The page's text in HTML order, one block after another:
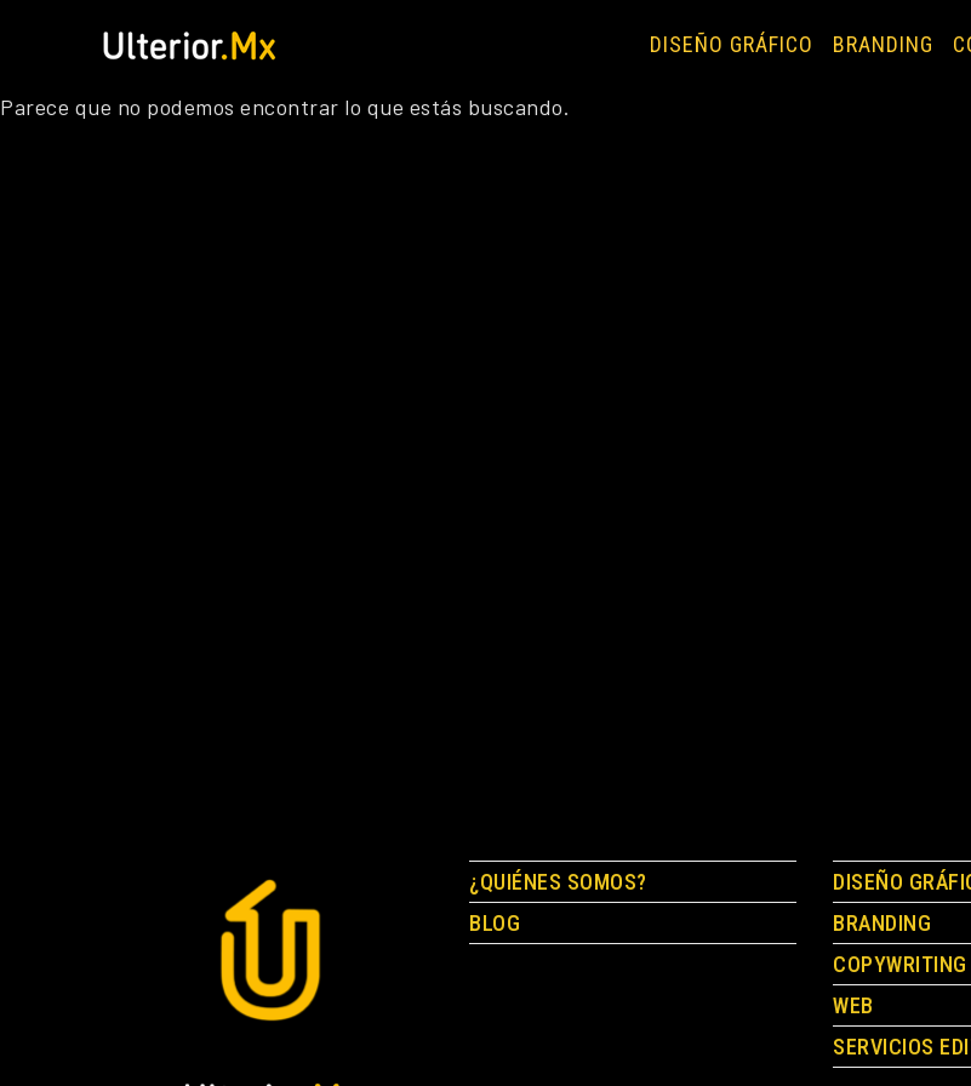
DISEÑO GRÁFICO BRANDING
Parece que no podemos encontrar lo que estás buscando.
¿QUIÉNES SOMOS?
BLOG
DISEÑO
BRANDING
COPYWRITING
WEB
SERVICIOS